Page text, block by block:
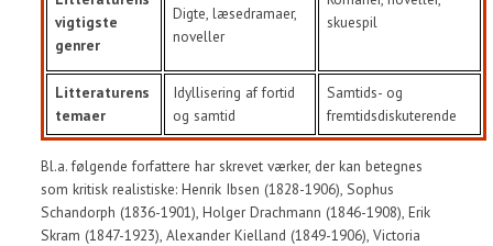
vigtigste
genrer
Digte, læsedramaer,
noveller
skuespil
Litteraturens
temaer
Idyllisering af fortid
og samtid
Samtids- og
fremtidsdiskuterende
Bl.a. følgende forfattere har skrevet værker, der kan betegnes
som kritisk realistiske: Henrik Ibsen (1828-1906), Sophus
Schandorph (1836-1901), Holger Drachmann (1846-1908), Erik
Skram (1847-1923), Alexander Kielland (1849-1906), Victoria